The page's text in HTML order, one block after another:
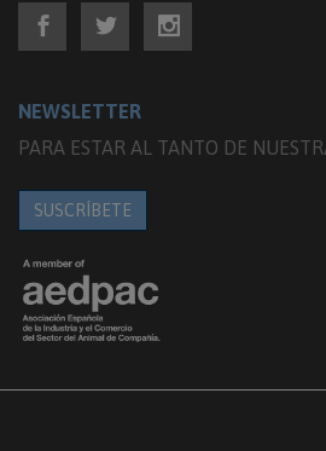
NEWSLETTER
PARA ESTAR AL TANTO DE
SUSCRÍBETE